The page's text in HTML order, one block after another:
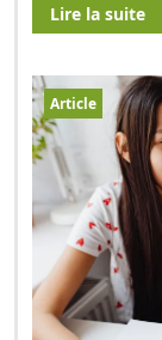
Lire la suite
Article